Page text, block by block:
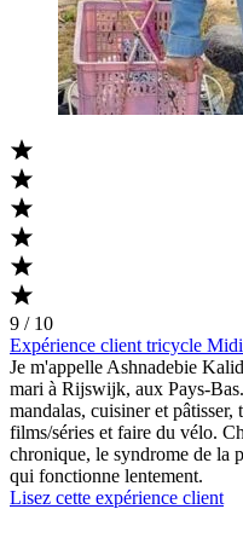
9 / 10
Expérience client tricycle
Je m'appelle Ashnadebie
mari à Rijswijk, aux Pays-
mandalas, cuisiner et
films/séries et faire du vélo.
chronique, le syndrome de la
qui fonctionne lentement.
Lisez cette expérience client